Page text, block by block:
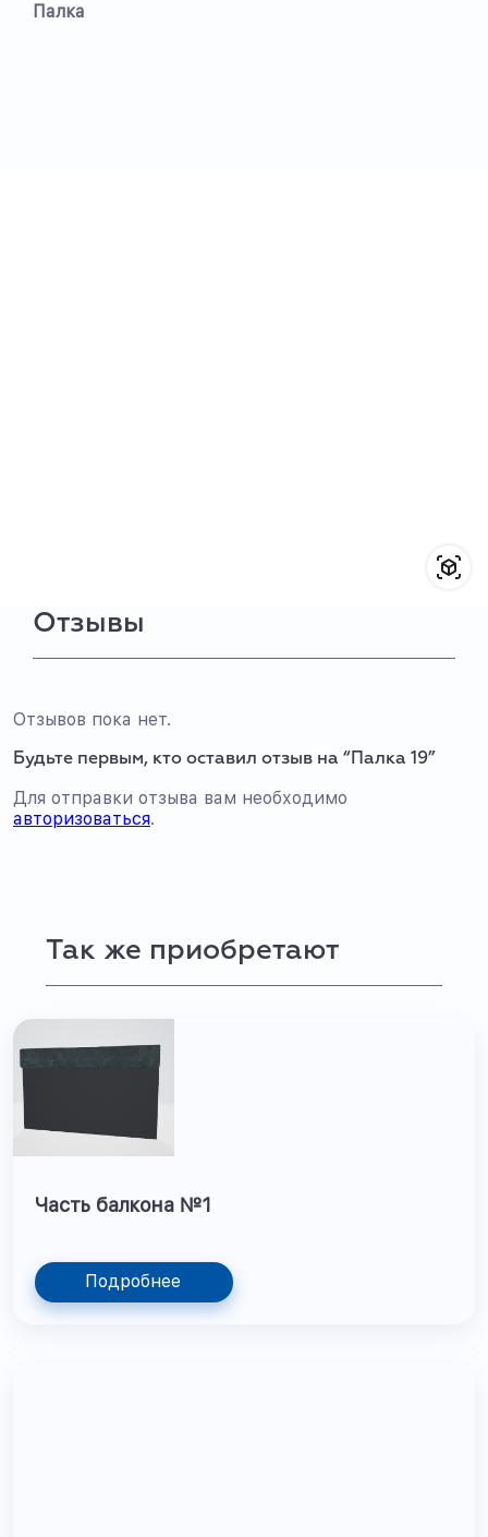
Палка
Отзывы
Отзывов пока нет.
Будьте первым, кто оставил отзыв на “Палка 19”
Для отправки отзыва вам необходимо
авторизоваться.
Так же приобретают
Часть балкона №1
Подробнее